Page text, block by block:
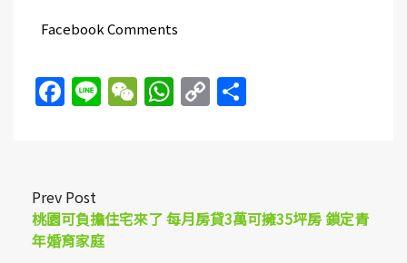
Facebook Comments
Facebook
LineWeChat
WhatsApp
Copy
Prev Post
桃園可負擔住宅來了 每月房貸3萬可擁35坪房 鎖定青
年婚育家庭